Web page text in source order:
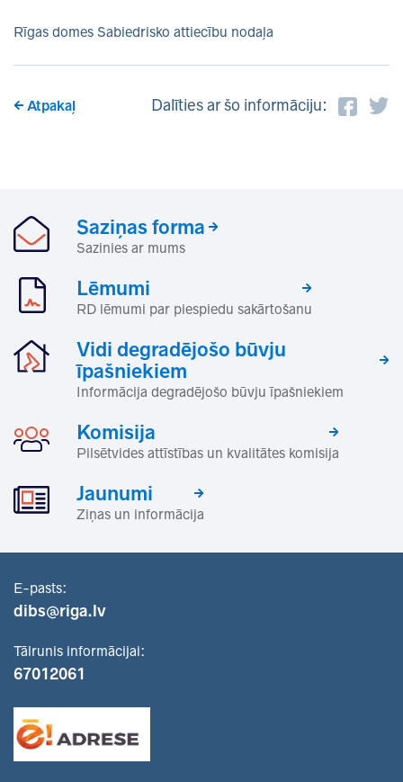
Rīgas domes Sabiedrisko attiecību nodaļa
Atpakaļ Dalīties ar šo informāciju:
Saziņas forma
Sazinies ar mums
Lēmumi
RD lēmumi par piespiedu sakārtošanu
Vidi degradējošo būvju
īpašniekiem
Informācija degradējošo būvju īpašniekiem
Komisija
Pilsētvides attīstības un kvalitātes komisija
Jaunumi
Ziņas un informācija
E-pasts:
dibs@riga.lv
Tālrunis informācijai:
67012061